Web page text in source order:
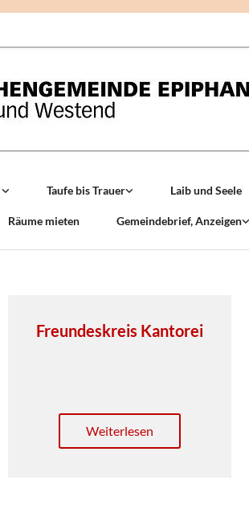
Taufe bis Trauer Laib und Seele
Räume mieten Gemeindebrief, Anzeigen
Freundeskreis Kantorei
Weiterlesen